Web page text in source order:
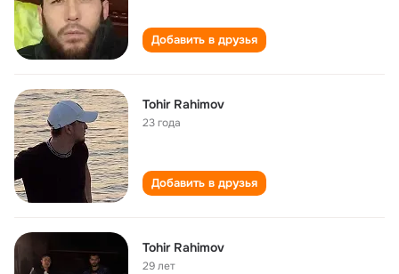
Добавить в друзья
Tohir Rahimov
23 года
Добавить в друзья
Tohir Rahimov
29 лет